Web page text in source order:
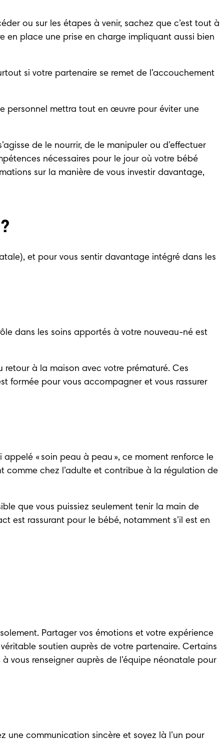
ou sur les étapes à venir, sachez que c’est tout à
en place une prise en charge impliquant aussi bien
si votre partenaire se remet de l’accouchement
personnel mettra tout en œuvre pour éviter une
de le nourrir, de le manipuler ou d’effectuer
nécessaires pour le jour où votre bébé
sur la manière de vous investir davantage,
et pour vous sentir davantage intégré dans les
dans les soins apportés à votre nouveau-né est
retour à la maison avec votre prématuré. Ces
formée pour vous accompagner et vous rassurer
appelé « soin peau à peau », ce moment renforce le
comme chez l’adulte et contribue à la régulation de
que vous puissiez seulement tenir la main de
est rassurant pour le bébé, notamment s’il est en
Partager vos émotions et votre expérience
soutien auprès de votre partenaire. Certains
vous renseigner auprès de l’équipe néonatale pour
une communication sincère et soyez là l’un pour